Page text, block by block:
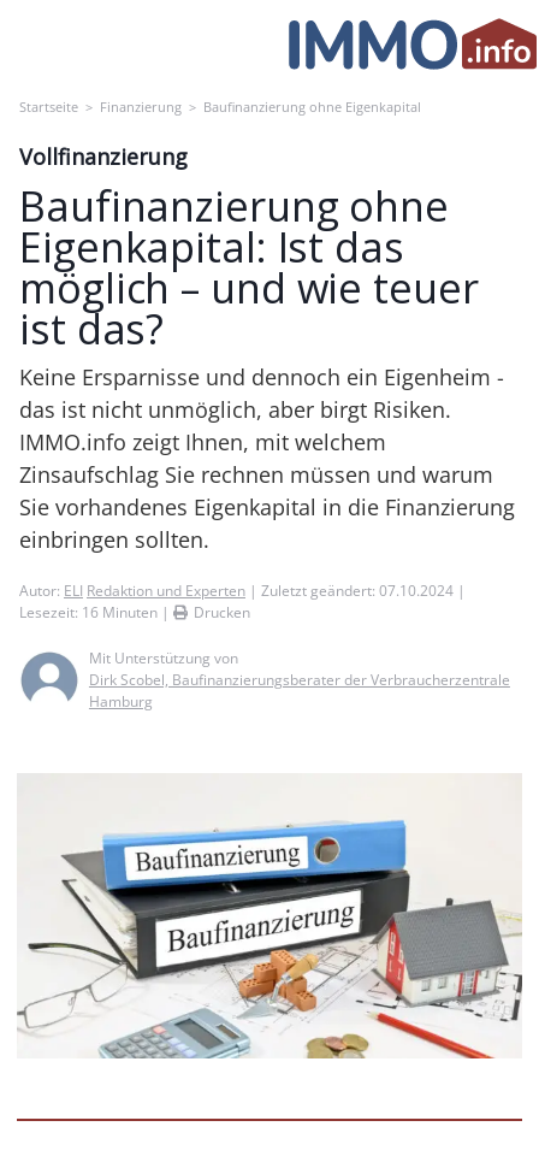
Startseite > Finanzierung > Baufinanzierung ohne Eigenkapital
Vollfinanzierung
Baufinanzierung ohne
Eigenkapital: Ist das
möglich – und wie teuer
ist das?
Keine Ersparnisse und dennoch ein Eigenheim -
das ist nicht unmöglich, aber birgt Risiken.
IMMO.info zeigt Ihnen, mit welchem
Zinsaufschlag Sie rechnen müssen und warum
Sie vorhandenes Eigenkapital in die Finanzierung
einbringen sollten.
Autor: ELI Redaktion und Experten | Zuletzt geändert: 07.10.2024 |
Lesezeit: 16 Minuten | Drucken
Mit Unterstützung von
Dirk Scobel, Baufinanzierungsberater der Verbraucherzentrale
Hamburg